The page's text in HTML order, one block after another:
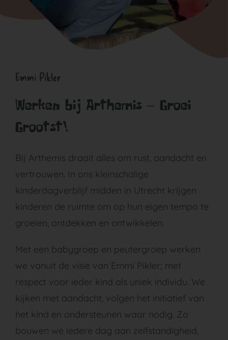
Emmi Pikler
Werken bij Arthemis – Groei
Grootst!
Bij Arthemis draait alles om rust, aandacht en
vertrouwen. In ons kleinschalige
kinderdagverblijf midden in Utrecht krijgen
kinderen de ruimte om op hun eigen tempo te
groeien, ontdekken en ontwikkelen.
Met een babygroep en peutergroep werken
we vanuit de visie van Emmi Pikler; met
respect voor ieder kind als uniek individu. We
kijken met aandacht, volgen het initiatief van
het kind en ondersteunen waar nodig. Zo
bouwen we iedere dag aan zelfstandigheid,